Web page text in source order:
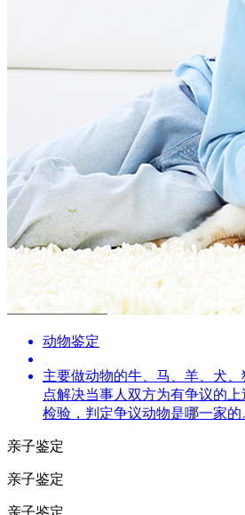
动物鉴定
主要做动物的牛、马、羊、犬
点解决当事人双方为有争议的
检验，判定争议动物是哪一家的
亲子鉴定
亲子鉴定